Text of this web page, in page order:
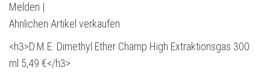
Melden |
Ähnlichen Artikel verkaufen
<h3>D.M.E. Dimethyl Ether Champ High Extraktionsgas 300
ml 5,49 €</h3>